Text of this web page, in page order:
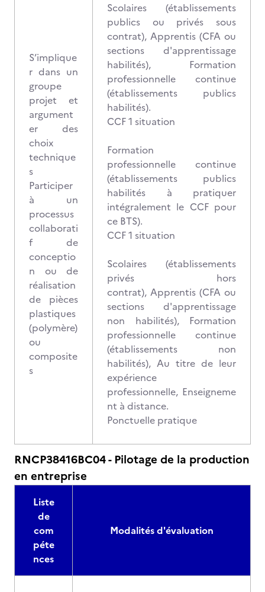
S’implique
r dans un
groupe
projet et
argument
er des
choix
technique
s
Participer
à un
processus
collaborati
f de
conceptio
n ou de
réalisation
de pièces
plastiques
(polymère)
ou
composite
s
Scolaires (établissements
publics ou privés sous
contrat), Apprentis (CFA ou
sections d'apprentissage
habilités), Formation
professionnelle continue
(établissements publics
habilités).
CCF 1 situation
Formation
professionnelle continue
(établissements publics
habilités à pratiquer
intégralement le CCF pour
ce BTS).
CCF 1 situation
Scolaires (établissements
privés hors
contrat), Apprentis (CFA ou
sections d'apprentissage
non habilités), Formation
professionnelle continue
(établissements non
habilités), Au titre de leur
expérience
professionnelle, Enseigneme
nt à distance.
Ponctuelle pratique
RNCP38416BC04 - Pilotage de la production
en entreprise
Liste
de
com
péte
nces
Modalités d'évaluation